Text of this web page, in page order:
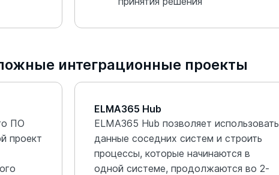
интеграционные проекты
ПО
проект
ELMA365 Hub
ELMA365 Hub позволяет использовать
данные соседних систем и строить
процессы, которые начинаются в
одной системе, продолжаются во 2-